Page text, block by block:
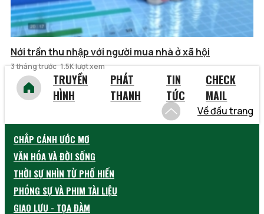
Nới trần thu nhập với người mua nhà ở xã hội
3 tháng trước 1.5K lượt xem
TRUYỀN
HÌNH
PHÁT
THANH
TIN
TỨC
CHECK
MAIL
Về đầu trang
CHẮP CÁNH ƯỚC MƠ
VĂN HÓA VÀ ĐỜI SỐNG
THỜI SỰ NHÌN TỪ PHỐ HIẾN
PHÓNG SỰ VÀ PHIM TÀI LIỆU
GIAO LƯU - TỌA ĐÀM